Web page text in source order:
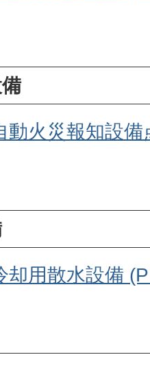
動火災報知設
却用散水設備